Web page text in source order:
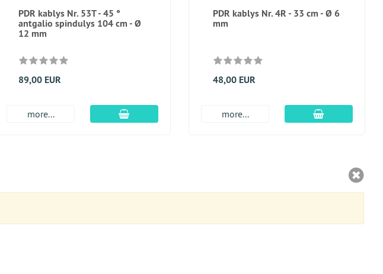
PDR kablys Nr. 53T - 45 °
antgalio spindulys 104 cm - Ø
12 mm
89,00 EUR
more... Įdėti į krepšį
PDR kablys Nr. 4R - 33 cm - Ø 6
mm
48,00 EUR
more... Įdėti į krepšį